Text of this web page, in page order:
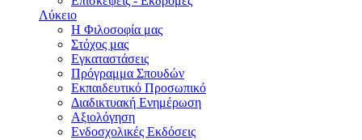
Λύκειο
Η Φιλοσοφία μας
Στόχος μας
Εγκαταστάσεις
Πρόγραμμα Σπουδών
Εκπαιδευτικό Προσωπικό
Διαδικτυακή Ενημέρωση
Αξιολόγηση
Ενδοσχολικές Εκδόσεις